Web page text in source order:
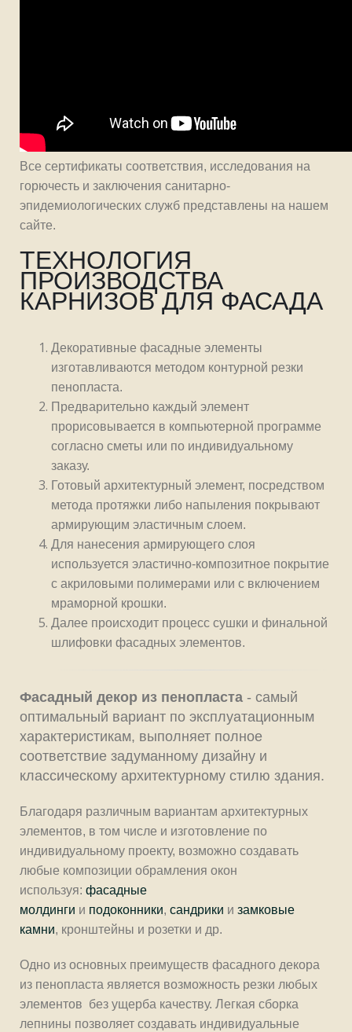
Все сертификаты соответствия, исследования на
горючесть и заключения санитарно-
эпидемиологических служб представлены на нашем
сайте.
ТЕХНОЛОГИЯ
ПРОИЗВОДСТВА
КАРНИЗОВ ДЛЯ ФАСАДА
Декоративные фасадные элементы
изготавливаются методом контурной резки
пенопласта.
Предварительно каждый элемент
прорисовывается в компьютерной программе
согласно сметы или по индивидуальному
заказу.
Готовый архитектурный элемент, посредством
метода протяжки либо напыления покрывают
армирующим эластичным слоем.
Для нанесения армирующего слоя
используется эластично-композитное покрытие
с акриловыми полимерами или с включением
мраморной крошки.
Далее происходит процесс сушки и финальной
шлифовки фасадных элементов.
Фасадный декор из пенопласта - самый
оптимальный вариант по эксплуатационным
характеристикам, выполняет полное
соответствие задуманному дизайну и
классическому архитектурному стилю здания.
Благодаря различным вариантам архитектурных
элементов, в том числе и изготовление по
индивидуальному проекту, возможно создавать
любые композиции обрамления окон
используя: фасадные
молдинги и подоконники, сандрики и замковые
камни, кронштейны и розетки и др.
Одно из основных преимуществ фасадного декора
из пенопласта является возможность резки любых
элементов без ущерба качеству. Легкая сборка
лепнины позволяет создавать индивидуальные